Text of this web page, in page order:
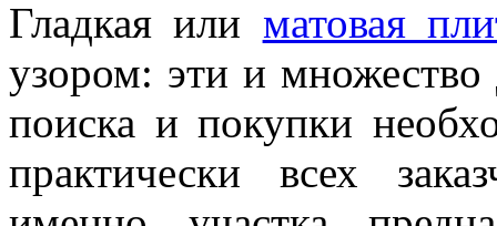
Гладкая или матовая
узором: эти и множество
поиска и покупки
практически всех